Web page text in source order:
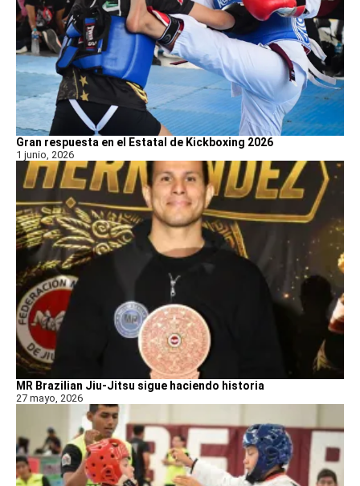
Gran respuesta en el Estatal de Kickboxing 2026
1 junio, 2026
MR Brazilian Jiu-Jitsu sigue haciendo historia
27 mayo, 2026